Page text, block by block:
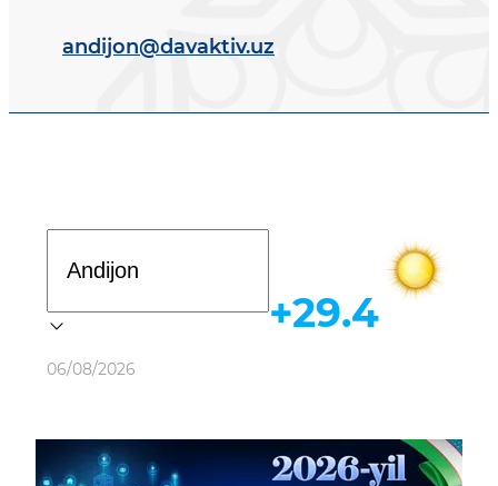
andijon@davaktiv.uz
Ob-havo
06/08/2026
+29.4